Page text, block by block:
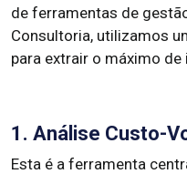
de ferramentas de
Consultoria, utilizamos
para extrair o máximo
1. Análise Custo-
Esta é a ferramenta